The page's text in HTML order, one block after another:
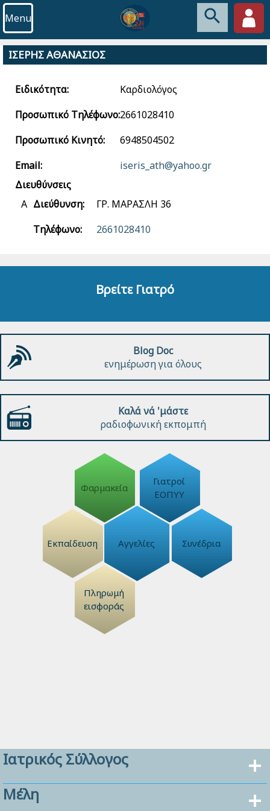
Menu
ΙΣΕΡΗΣ ΑΘΑΝΑΣΙΟΣ
Ειδικότητα:
Καρδιολόγος
Προσωπικό Τηλέφωνο:2661028410
Προσωπικό Κινητό:
6948504502
Email:
iseris_ath@yahoo.gr
Διευθύνσεις
Α Διεύθυνση:
ΓΡ. ΜΑΡΑΣΛΗ 36
Τηλέφωνο:
2661028410
Βρείτε Γιατρό
Blog Doc
ενημέρωση για όλους
Καλά νά 'μάστε
ραδιοφωνική εκπομπή
Φαρμακεία
Γιατροί
ΕΟΠΥΥ
Εκπαίδευση Αγγελίες Συνέδρια
Πληρωμή
εισφοράς
Ιατρικός Σύλλογος
Μέλη